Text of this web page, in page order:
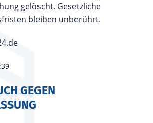
gelöscht. Gesetzliche
bleiben unberührt.
GEGEN